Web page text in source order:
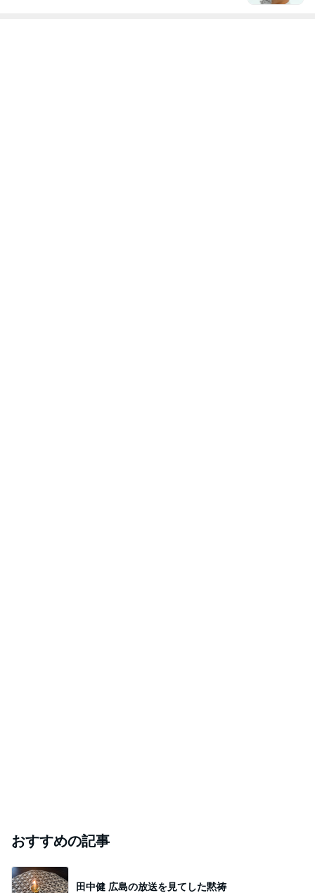
おすすめの記事
田中健 広島の放送を見てした黙祷